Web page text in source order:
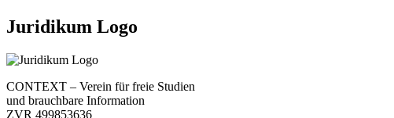
Juridikum Logo
CONTEXT – Verein für freie Studien
und brauchbare Information
ZVR 499853636